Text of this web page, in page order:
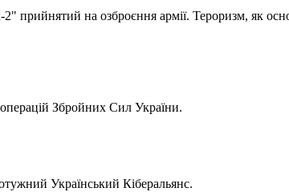
прийнятий на озброєння армії. Тероризм, як
Збройних Сил України.
Український Кіберальянс.